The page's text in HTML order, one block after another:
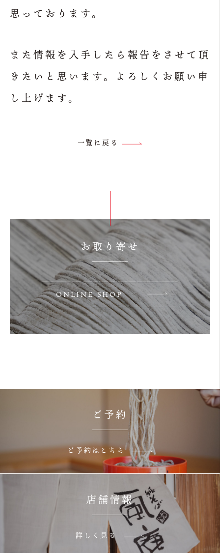
思っております。
また情報を入手したら報告をさせて頂
きたいと思います。よろしくお願い申
し上げます。
一覧に戻る
お取り寄せ
ONLINE SHOP
ご予約
ご予約はこちら
店舗情報
詳しく見る